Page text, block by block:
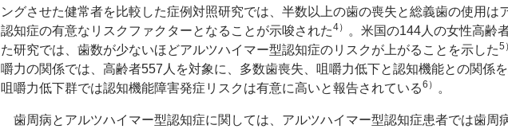
ングさせた健常者を比較した症例対照研究では、半数以上の歯の喪失と総義歯の使用は
認知症の有意なリスクファクターとなることが示唆された4）
。米国の144人の女性高齢
た研究では、歯数が少ないほどアルツハイマー型認知症のリスクが上がることを示した5）
嚼力の関係では、高齢者557人を対象に、多数歯喪失、咀嚼力低下と認知機能との関係を
咀嚼力低下群では認知機能障害発症リスクは有意に高いと報告されている6） 。
歯周病とアルツハイマー型認知症に関しては、アルツハイマー型認知症患者では歯周